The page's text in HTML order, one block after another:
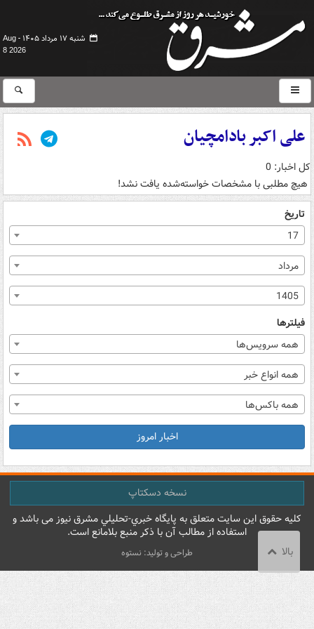
شنبه ۱۷ مرداد ۱۴۰۵ -
Aug
8 2026
علی اکبر بادامچیان
کل اخبار: 0
هیچ مطلبی با مشخصات خواسته‌شده یافت نشد!
تاریخ
17
مرداد
1405
فیلترها
همه سرویس‌ها
همه انواع خبر
همه باکس‌ها
اخبار امروز
نسخه دسکتاپ
کليه حقوق اين سايت متعلق به پایگاه خبري-تحليلي مشرق نيوز می باشد و
استفاده از مطالب آن با ذکر منبع بلامانع است.
طراحی و تولید: نستوه بالا